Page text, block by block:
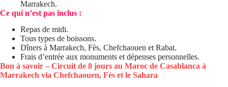
Marrakech.
Ce qui n’est pas inclus :
Repas de midi.
Tous types de boissons.
Dîners à Marrakech, Fès, Chefchaouen et Rabat.
Frais d’entrée aux monuments et dépenses personnelles.
Bon à savoir – Circuit de 8 jours au Maroc de Casablanca à
Marrakech via Chefchaouen, Fès et le Sahara